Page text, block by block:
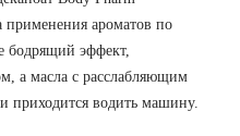
применения ароматов по
бодрящий эффект,
а масла с расслабляющим
приходится водить машину.